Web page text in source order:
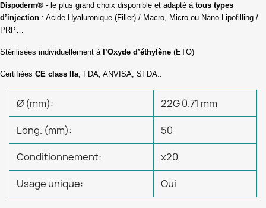
Dispoderm® - le plus grand choix disponible et adapté à tous types
d’injection : Acide Hyaluronique (Filler) / Macro, Micro ou Nano Lipofilling /
PRP…
Stérilisées individuellement à l’Oxyde d’éthylène (ETO)
Certifiées CE class IIa, FDA, ANVISA, SFDA..
Ø (mm): 22G 0.71 mm
Long. (mm): 50
Conditionnement: x20
Usage unique: Oui